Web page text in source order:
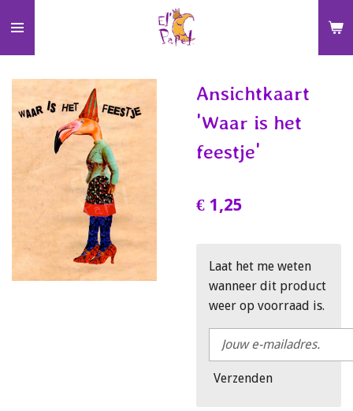
direct
naar
de
hoofdinhoud
Ansichtkaart
'Waar is het
feestje'
€ 1,25
Laat het me weten
wanneer dit product
weer op voorraad is.
Verzenden